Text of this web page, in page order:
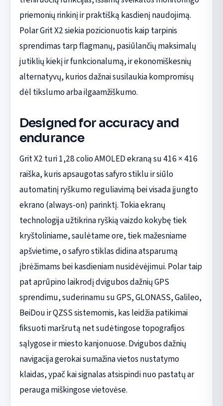
priemonių rinkinį ir praktišką kasdienį naudojimą.
Polar Grit X2 siekia pozicionuotis kaip tarpinis
sprendimas tarp flagmanų, pasiūlančių maksimalų
jutiklių kiekį ir funkcionalumą, ir ekonomiškesnių
alternatyvų, kurios dažnai susilaukia kompromisų
dėl tikslumo arba ilgaamžiškumo.
Designed for accuracy and
endurance
Grit X2 turi 1,28 colio AMOLED ekraną su 416 × 416
raiška, kuris apsaugotas safyro stiklu ir siūlo
automatinį ryškumo reguliavimą bei visada įjungto
ekrano (always-on) parinktį. Tokia ekranų
technologija užtikrina ryškią vaizdo kokybę tiek
kryštoliniame, saulėtame ore, tiek mažesniame
apšvietime, o safyro stiklas didina atsparumą
įbrėžimams bei kasdieniam nusidėvėjimui. Polar taip
pat aprūpino laikrodį dvigubos dažnių GPS
sprendimu, suderinamu su GPS, GLONASS, Galileo,
BeiDou ir QZSS sistemomis, kas leidžia patikimai
fiksuoti maršrutą net sudėtingose topografijos
sąlygose ir miesto kanjonuose. Dvigubos dažnių
navigacija gerokai sumažina vietos nustatymo
klaidas, ypač kai signalas atsispindi nuo pastatų ar
perauga miškingose vietovėse.